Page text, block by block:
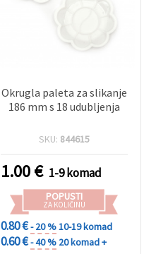
Okrugla paleta za slikanje
186 mm s 18 udubljenja
SKU: 844615
1.00€ 1-9 komad
POPUSTI
ZA KOLIČINU
0.80 €- 20 %10-19 komad
0.60 €- 40 % 20 komad +